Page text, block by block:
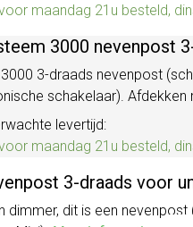
maandag 21u besteld,
3000 nevenpost
3-draads nevenpost
schakelaar).
levertijd:
maandag 21u besteld,
3-draads voor
dimmer, dit is een